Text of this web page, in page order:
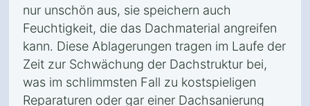
nur unschön aus, sie speichern auch
Feuchtigkeit, die das Dachmaterial angreifen
kann. Diese Ablagerungen tragen im Laufe der
Zeit zur Schwächung der Dachstruktur bei,
was im schlimmsten Fall zu kostspieligen
Reparaturen oder gar einer Dachsanierung